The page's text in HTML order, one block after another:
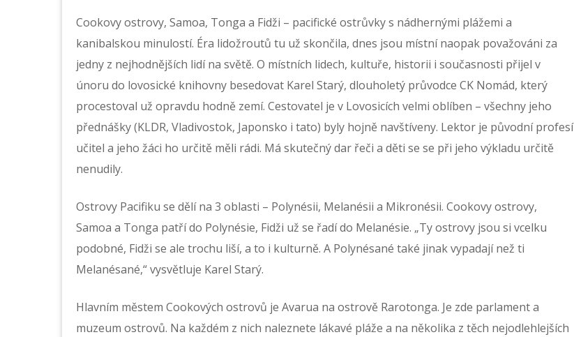
Cookovy ostrovy, Samoa, Tonga a Fidži – pacifické ostrůvky s nádhernými plážemi a
kanibalskou minulostí. Éra lidožroutů tu už skončila, dnes jsou místní naopak považováni za
jedny z nejhodnějších lidí na světě. O místních lidech, kultuře, historii i současnosti přijel v
únoru do lovosické knihovny besedovat Karel Starý, dlouholetý průvodce CK Nomád, který
procestoval už opravdu hodně zemí. Cestovatel je v Lovosicích velmi oblíben – všechny jeho
přednášky (KLDR, Vladivostok, Japonsko i tato) byly hojně navštíveny. Lektor je původní profesí
učitel a jeho žáci ho určitě měli rádi. Má skutečný dar řeči a děti se se při jeho výkladu určitě
nenudily.
Ostrovy Pacifiku se dělí na 3 oblasti – Polynésii, Melanésii a Mikronésii. Cookovy ostrovy,
Samoa a Tonga patří do Polynésie, Fidži už se řadí do Melanésie. „Ty ostrovy jsou si vcelku
podobné, Fidži se ale trochu liší, a to i kulturně. A Polynésané také jinak vypadají než ti
Melanésané,“ vysvětluje Karel Starý.
Hlavním městem Cookových ostrovů je Avarua na ostrově Rarotonga. Je zde parlament a
muzeum ostrovů. Na každém z nich naleznete lákavé pláže a na několika z těch nejodlehlejších